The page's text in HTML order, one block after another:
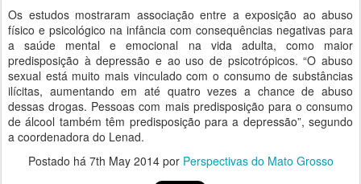
Os estudos mostraram associação entre a exposição ao abuso
físico e psicológico na infância com consequências negativas para
a saúde mental e emocional na vida adulta, como maior
predisposição à depressão e ao uso de psicotrópicos. “O abuso
sexual está muito mais vinculado com o consumo de substâncias
ilícitas, aumentando em até quatro vezes a chance de abuso
dessas drogas. Pessoas com mais predisposição para o consumo
de álcool também têm predisposição para a depressão”, segundo
a coordenadora do Lenad.
Postado há 7th May 2014por Perspectivas do Mato Grosso